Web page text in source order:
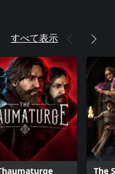
すべて表示
The